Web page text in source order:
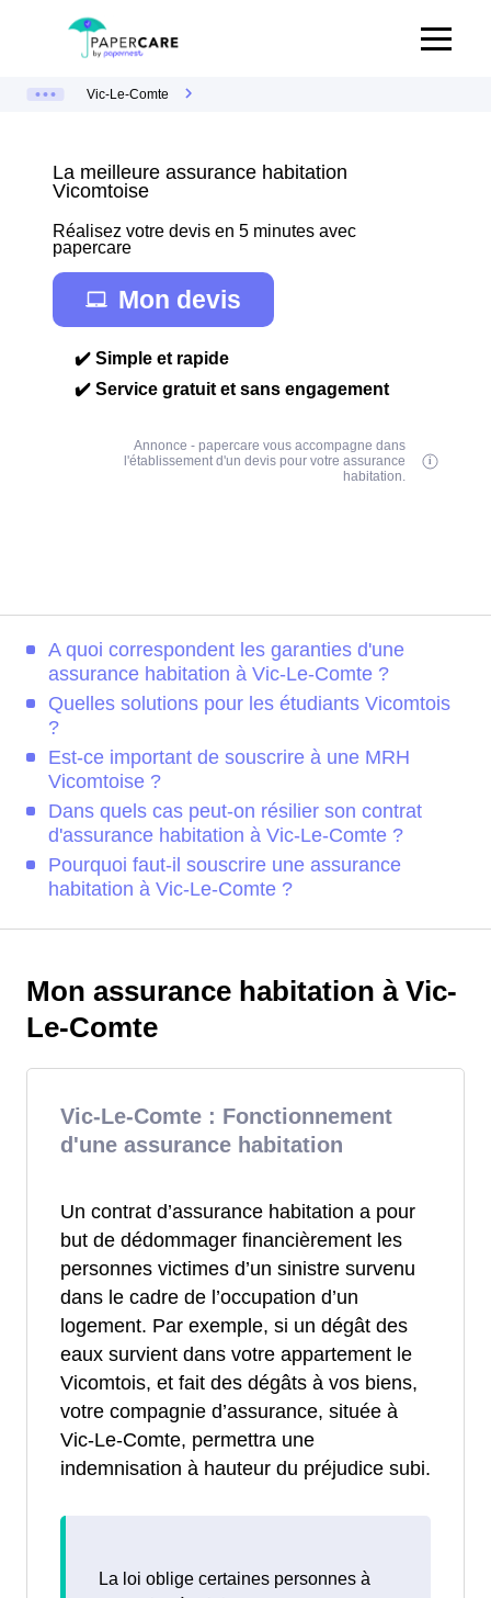
Vic-Le-Comte
La meilleure assurance habitation
Vicomtoise
Réalisez votre devis en 5 minutes avec
papercare
Mon devis
✔️ Simple et rapide
✔️ Service gratuit et sans engagement
Annonce - papercare vous accompagne dans
l'établissement d'un devis pour votre assurance
habitation.
A quoi correspondent les garanties d'une
assurance habitation à Vic-Le-Comte ?
Quelles solutions pour les étudiants Vicomtois
?
Est-ce important de souscrire à une MRH
Vicomtoise ?
Dans quels cas peut-on résilier son contrat
d'assurance habitation à Vic-Le-Comte ?
Pourquoi faut-il souscrire une assurance
habitation à Vic-Le-Comte ?
Mon assurance habitation à Vic-
Le-Comte
Vic-Le-Comte : Fonctionnement
d'une assurance habitation
Un contrat d’assurance habitation a pour
but de dédommager financièrement les
personnes victimes d’un sinistre survenu
dans le cadre de l’occupation d’un
logement. Par exemple, si un dégât des
eaux survient dans votre appartement le
Vicomtois, et fait des dégâts à vos biens,
votre compagnie d’assurance, située à
Vic-Le-Comte, permettra une
indemnisation à hauteur du préjudice subi.
La loi oblige certaines personnes à